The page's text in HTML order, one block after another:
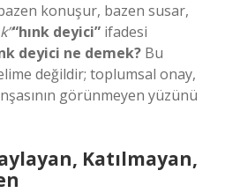
konuşur, bazen susar,
“hınk deyici” ifadesi
deyici ne demek? Bu
değildir; toplumsal onay,
görünmeyen yüzünü
Katılmayan,